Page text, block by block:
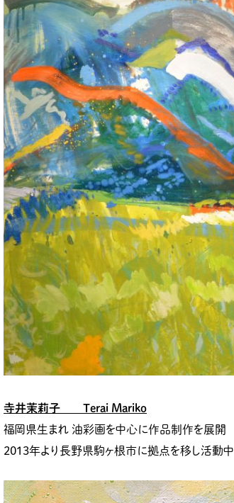
寺井茉莉子 Terai Mariko
福岡県生まれ 油彩画を中心に作品制作を展開
2013年より長野県駒ヶ根市に拠点を移し活動中